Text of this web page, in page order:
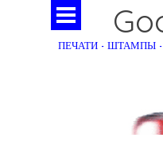
ПЕЧАТИ - ШТАМПЫ